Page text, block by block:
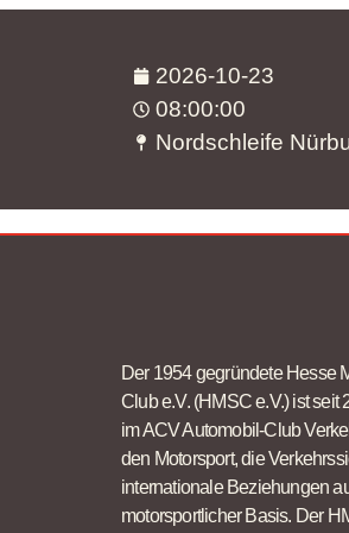
2026-10-23
08:00:00
Nordschleife
Der 1954 gegründete Hesse
Club e.V. (HMSC e.V.) ist seit
im ACV Automobil-Club
den Motorsport, die
internationale Beziehungen
motorsportlicher Basis. Der